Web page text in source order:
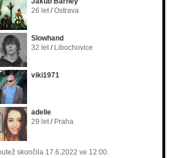
26 let/Ostrava
Slowhand
32 let/ Libochovice
viki1971
adelie
29 let/ Praha
skončila 17.6.2022 ve 12:00.